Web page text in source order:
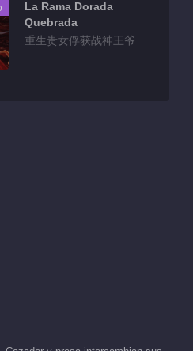
La Rama Dorada
Quebrada
重生贵女俘获战神王爷